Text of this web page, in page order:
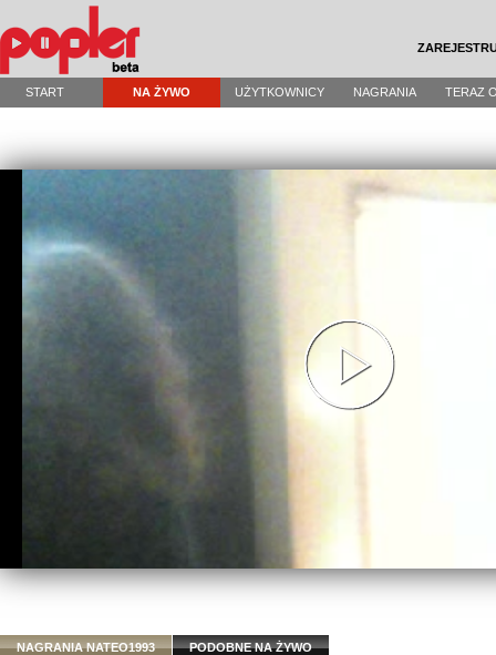
START NA ŻYWO UŻYTKOWNICY NAGRANIA TERAZ
NAGRANIA NATEO1993 PODOBNE NA ŻYWO